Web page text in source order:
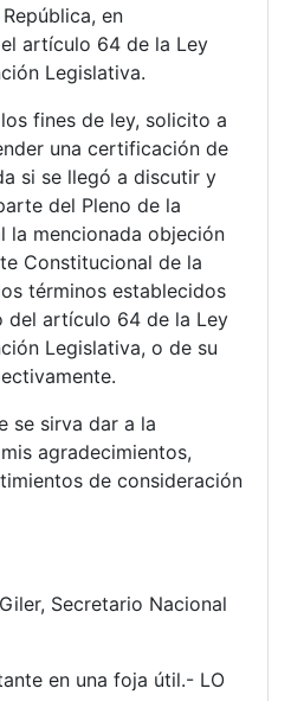
en
artículo 64 de la Ley
Legislativa.
fines de ley, solicito a
una certificación de
si se llegó a discutir y
del Pleno de la
la mencionada objeción
Constitucional de la
términos establecidos
del artículo 64 de la Ley
Legislativa, o de su
se sirva dar a la
agradecimientos,
de consideración
Secretario Nacional
en una foja útil.- LO